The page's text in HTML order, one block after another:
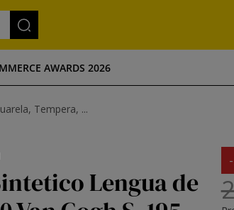
AWARDS 2026
Tempera, ...
Lengua de